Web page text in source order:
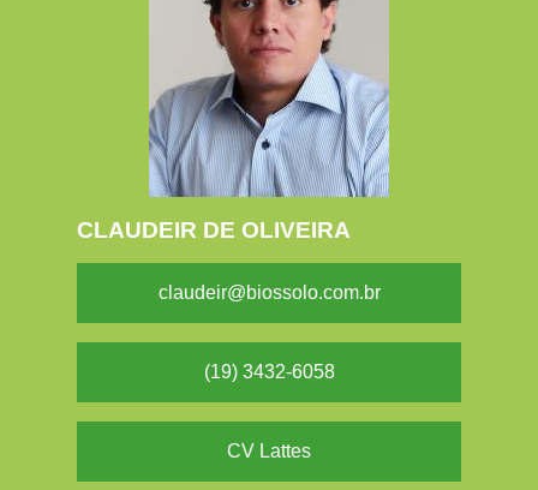
CLAUDEIR DE OLIVEIRA
claudeir@biossolo.com.br
(19) 3432-6058
CV Lattes